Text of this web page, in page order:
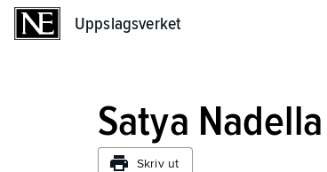
Uppslagsverket
Satya Nadella
Skriv ut